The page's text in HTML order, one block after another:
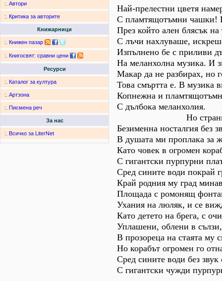
:. Автори
:. Критика за авторите
Книжарници
:. Книжен пазар
:. Книгосвят: сравни цени
Ресурси
:. Каталог за култура
:. Артзона
:. Писмена реч
За нас
:. Всичко за LiterNet
Най-прелестни цветя
С пламтящотъмни чашки!
През който ален блясък на
С лъчи нахлуваше,
Изпълнено бе с приливи
На меланхолна музика. И
Макар да не разбирах, но
Това смъртта е. В музика
Копнежна и
С дълбока меланхолия.
Но
Безименна носталгия без
В душата ми проплака за
Като човек в огромен
С гигантски пурпурни
Сред сините води покрай
Край родния му град
Площада с ромонящ
Ухания на люляк, и се
Като детето на брега, с очи
Уплашени, облени в сълзи,
В прозореца на стаята му
Но корабът огромен го
Сред сините води без звук
С гигантски чужди